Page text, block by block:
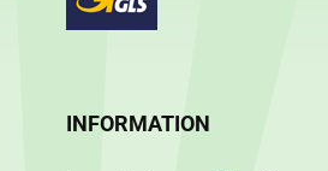
INFORMATION